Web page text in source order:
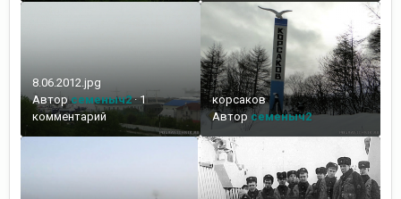
8.06.2012.jpg
Авторсеменыч2·1
комментарий
корсаков
Автор семеныч2